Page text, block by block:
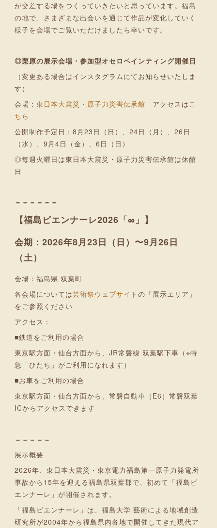
が交差する場をつくっていきたいと思っています。福島
の地で、さまざまな出会いを通じて作品が変化していく
様子を会場でご覧いただけましたら幸いです。
◎栗原の展示会場・参加型オセロペインティング開催日
（変更ある場合はインスタグラムにてお知らせいたしま
す）
会場： 東日本大震災・原子力災害伝承館 アクセスはこ
ちら
公開制作予定日：8月23日（日）、24日（月）、26日
（水）、9月4日（金）、6日（日）
◎毎週火曜日は東日本大震災・原子力災害伝承館は休館
日
＝＝＝＝＝＝
【福島ビエンナーレ2026「∞」】
会期：2026年8月23日（日）〜9月26日
（土）
会場：福島県 双葉町
各会場については芸術祭ウェブサイト の「展示エリア」
をご参照ください
アクセス：
■鉄道をご利用の場合
東京駅方面・仙台方面から、JR常磐線 双葉駅下車（※特
急「ひたち」がご利用になれます）
■お車をご利用の場合
東京駅方面・仙台方面から、常磐自動車［E6］常磐双葉
ICからアクセスできます
＝＝＝＝＝
展示概要
2026年、東日本大震災・東京電力福島第一原子力発電所
事故から15年を迎える福島県双葉郡で、初めて「福島ビ
エンナーレ」が開催されます。
「福島ビエンナーレ」は、福島大学 藝術による地域創造
研究所が2004年から福島県内各地で開催してきた現代ア